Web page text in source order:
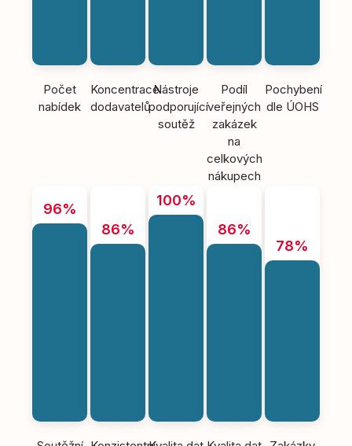
Počet
nabídek
Koncentrace
dodavatelů
Nástroje
podporující
soutěž
Podíl
veřejných
zakázek
na
celkových
nákupech
Pochybení
dle ÚOHS
96%
86%
100%
86%
78%